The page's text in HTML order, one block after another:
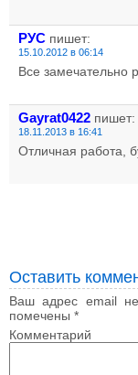
РУС пишет:
15.10.2012 в 06:14
Все замечательно
Gayrat0422 пишет:
18.11.2013 в 16:41
Отличная работа,
Оставить
Ваш адрес email не
помечены *